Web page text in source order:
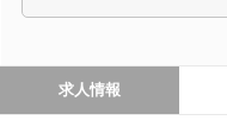
求人情報